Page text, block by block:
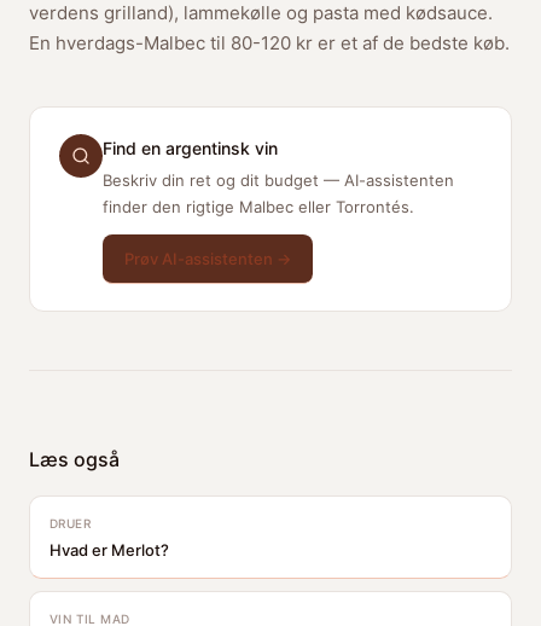
verdens grilland), lammekølle og pasta med kødsauce.
En hverdags-Malbec til 80-120 kr er et af de bedste køb.
Find en argentinsk vin
Beskriv din ret og dit budget — AI-assistenten
finder den rigtige Malbec eller Torrontés.
Prøv AI-assistenten →
Læs også
DRUER
Hvad er Merlot?
VIN TIL MAD